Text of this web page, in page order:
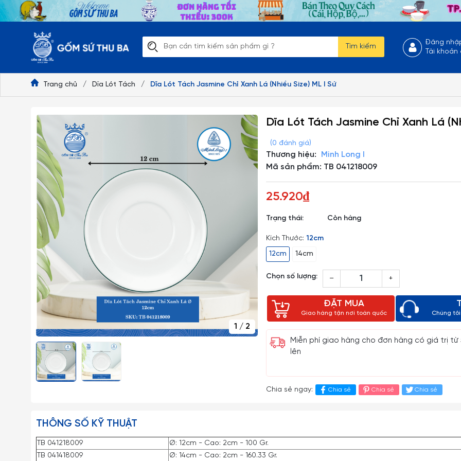
Tìm kiếm
Đăng
Tài khoản
Trang chủ / Dĩa Lót Tách / Dĩa Lót Tách Jasmine Chỉ Xanh Lá (Nhiều Size) ML I Sứ
1 / 2
Dĩa Lót Tách Jasmine Chỉ Xanh Lá
(0 đánh giá)
Thương hiệu:
Minh Long I
Mã sản phẩm: TB 041218009
25.920₫
Trạng thái: Còn hàng
Kích Thước:12cm
12cm
14cm
Chọn số lượng: – +
ĐẶT MUA
Giao hàng tận nơi toàn quốc Chúng
Miễn phí giao hàng cho đơn hàng có giá trị
lên
Chia sẻ ngay: Chia sẻ Chia sẻ Chia sẻ
THÔNG SỐ KỸ THUẬT
TB 041218009
Ø: 12cm - Cao: 2cm - 100 Gr.
TB 041418009
Ø: 14cm - Cao: 2cm - 160.33 Gr.